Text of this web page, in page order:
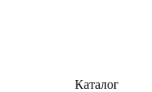
Каталог